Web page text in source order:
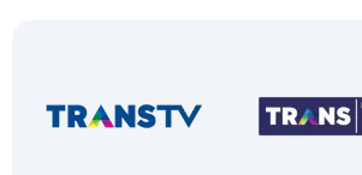
UNPAD, dan ujian
Mandiri PTN lainnya.